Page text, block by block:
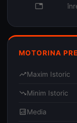
database
MOTORINA
trending_upMaxim Istoric
trending_downMinim Istoric
analyticsMedia